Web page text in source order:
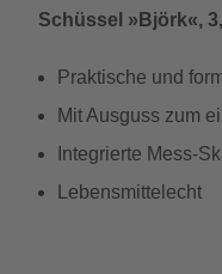
Schüssel »Björk«,
Praktische und
Mit Ausguss zum
Integrierte Mess-
Lebensmittelecht